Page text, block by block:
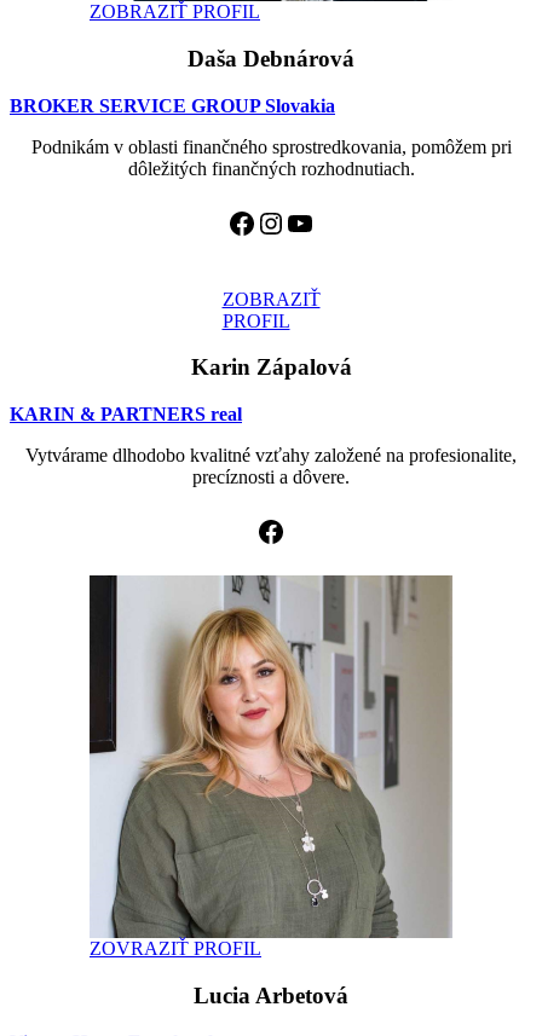
ZOBRAZIŤ PROFIL
Daša Debnárová
BROKER SERVICE GROUP Slovakia
Podnikám v oblasti finančného sprostredkovania, pomôžem pri
dôležitých finančných rozhodnutiach.
Facebook
Instagram
YouTube
ZOBRAZIŤ
PROFIL
Karin Zápalová
KARIN & PARTNERS real
Vytvárame dlhodobo kvalitné vzťahy založené na profesionalite,
precíznosti a dôvere.
Facebook
ZOVRAZIŤ PROFIL
Lucia Arbetová